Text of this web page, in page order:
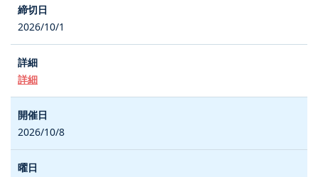
2026/10/1
詳細
2026/10/8